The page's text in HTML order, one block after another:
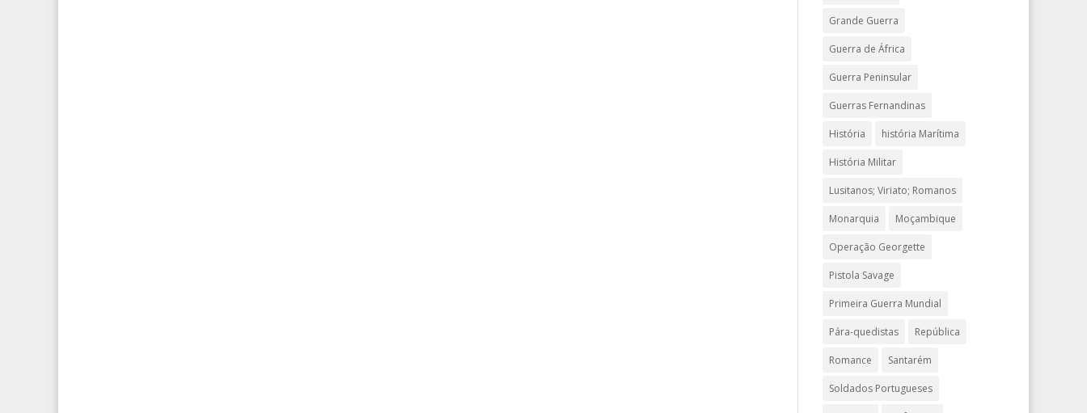
Grande Guerra
Guerra de África
Guerra Peninsular
Guerras Fernandinas
História história Marítima
História Militar
Lusitanos; Viriato; Romanos
Monarquia Moçambique
Operação Georgette
Pistola Savage
Primeira Guerra Mundial
Pára-quedistas República
Romance Santarém
Soldados Portugueses